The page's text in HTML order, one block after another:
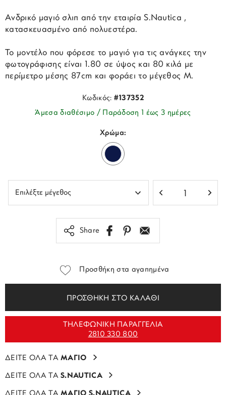
Ανδρικό μαγιό σλιπ από την εταιρία S.Nautica ,
κατασκευασμένο από πολυεστέρα.
Το μοντέλο που φόρεσε το μαγιό για τις ανάγκες την
φωτογράφισης είναι 1.80 σε ύψος και 80 κιλά με
περίμετρο μέσης 87cm και φοράει το μέγεθος Μ.
Κωδικός: #137352
Άμεσα διαθέσιμο / Παράδοση 1 έως 3 ημέρες
Χρώμα:
Share
Προσθήκη στα αγαπημένα
ΠΡΟΣΘΗΚΗ ΣΤΟ ΚΑΛΑΘΙ
ΤΗΛΕΦΩΝΙΚΗ ΠΑΡΑΓΓΕΛΙΑ
2810 330 800
ΔΕΙΤΕ ΟΛΑ ΤΑΜΑΓΙΟ
ΔΕΙΤΕ ΟΛΑ ΤΑS.NAUTICA